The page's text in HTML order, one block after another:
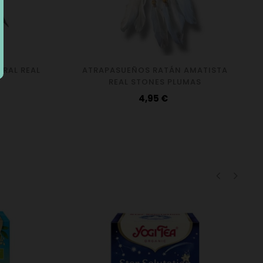
Precio
4,95 €